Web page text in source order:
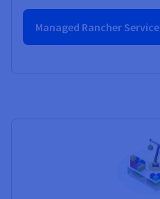
Managed Rancher Service